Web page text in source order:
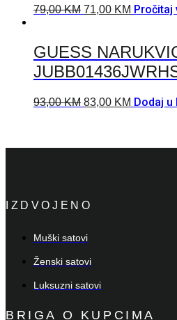
79,00KM 71,00 KM Pročitaj
GUESS
93,00KM 83,00 KM Dodaj u
IZDVOJENO
Muški satovi
Ženski satovi
Luksuzni satovi
BRIGA O KUPCIMA